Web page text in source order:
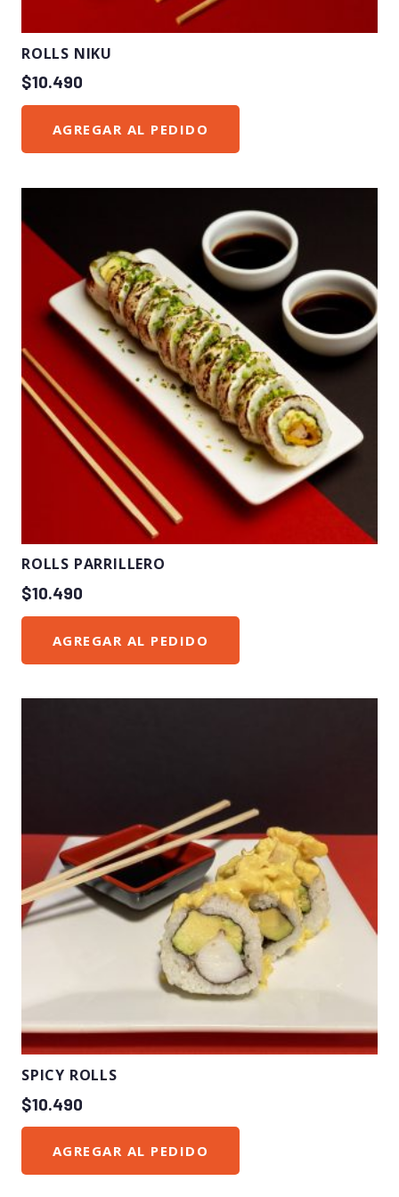
ROLLS NIKU
$10.490
AGREGAR AL PEDIDO
ROLLS PARRILLERO
$10.490
AGREGAR AL PEDIDO
SPICY ROLLS
$10.490
AGREGAR AL PEDIDO